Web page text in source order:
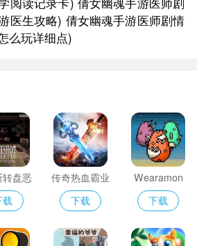
医生攻略) 倩女幽魂手游医师剧情
么玩详细点)
盘恶
载
传奇热血霸业
下载
Wearamon
下载